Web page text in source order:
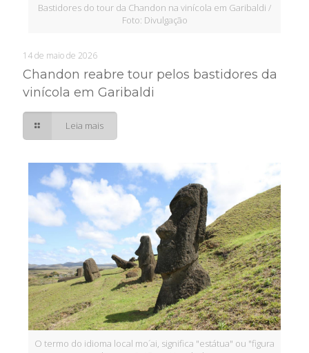
Bastidores do tour da Chandon na vinícola em Garibaldi /
Foto: Divulgação
14 de maio de 2026
Chandon reabre tour pelos bastidores da
vinícola em Garibaldi
Leia mais
O termo do idioma local mo´ai, significa "estátua" ou "figura